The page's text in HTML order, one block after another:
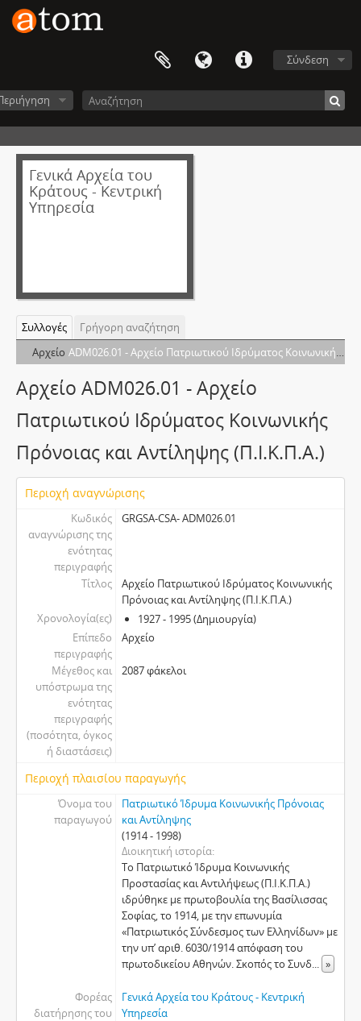
Σύνδεση
Γενικά Αρχεία του
Κράτους - Κεντρική
Υπηρεσία
Συλλογές
Γρήγορη αναζήτηση
Αρχείο ADM026.01 - Αρχείο Πατριωτικού Ιδρύματος Κοινωνικής Πρόνοιας και Αντίληψης (Π.Ι.Κ.Π.Α.)
Αρχείο ADM026.01 - Αρχείο
Πατριωτικού Ιδρύματος Κοινωνικής
Πρόνοιας και Αντίληψης (Π.Ι.Κ.Π.Α.)
Περιοχή αναγνώρισης
Κωδικός
αναγνώρισης της
ενότητας
περιγραφής
GRGSA-CSA- ADM026.01
Τίτλος
Αρχείο Πατριωτικού Ιδρύματος Κοινωνικής
Πρόνοιας και Αντίληψης (Π.Ι.Κ.Π.Α.)
Χρονολογία(ες)
1927 - 1995 (Δημιουργία)
Επίπεδο
περιγραφής
Αρχείο
Μέγεθος και
υπόστρωμα της
ενότητας
περιγραφής
(ποσότητα, όγκος
ή διαστάσεις)
2087 φάκελοι
Περιοχή πλαισίου παραγωγής
Όνομα του
παραγωγού
Πατριωτικό Ίδρυμα Κοινωνικής Πρόνοιας
και Αντίληψης
(1914 - 1998)
Διοικητική ιστορία
Το Πατριωτικό Ίδρυμα Κοινωνικής
Προστασίας και Αντιλήψεως (Π.Ι.Κ.Π.Α.)
ιδρύθηκε με πρωτοβουλία της Βασίλισσας
Σοφίας, το 1914, με την επωνυμία
«Πατριωτικός Σύνδεσμος των Ελληνίδων» με
την υπ’ αριθ. 6030/1914 απόφαση του
πρωτοδικείου Αθηνών. Σκοπός το Συνδ... »
Φορέας
διατήρησης του
Γενικά Αρχεία του Κράτους - Κεντρική
Υπηρεσία